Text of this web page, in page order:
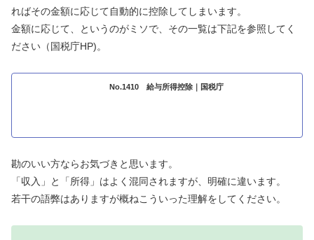
ればその金額に応じて自動的に控除してしまいます。
金額に応じて、というのがミソで、その一覧は下記を参照してく
ださい（国税庁HP)。
No.1410 給与所得控除｜国税庁
勘のいい方ならお気づきと思います。
「収入」と「所得」はよく混同されますが、明確に違います。
若干の語弊はありますが概ねこういった理解をしてください。